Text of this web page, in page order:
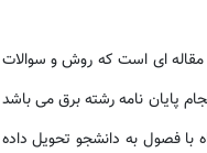
ای است که روش و سوالات
پایان نامه رشته برق می باشد
فصول به دانشجو تحویل داده